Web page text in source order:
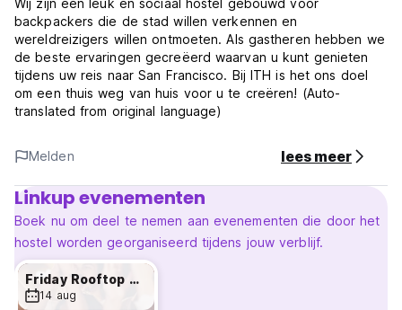
Wij zijn een leuk en sociaal hostel gebouwd voor
backpackers die de stad willen verkennen en
wereldreizigers willen ontmoeten. Als gastheren hebben we
de beste ervaringen gecreëerd waarvan u kunt genieten
tijdens uw reis naar San Francisco. Bij ITH is het ons doel
om een ​​thuis weg van huis voor u te creëren! (Auto-
translated from original language)
Melden lees meer
Linkup evenementen
Boek nu om deel te nemen aan evenementen die door het
hostel worden georganiseerd tijdens jouw verblijf.
Friday Rooftop BBQ!
14 aug